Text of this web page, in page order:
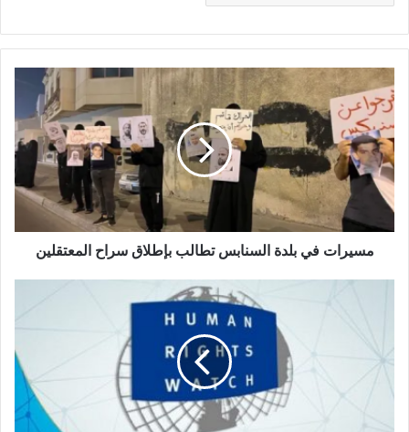
مسيرات في بلدة السنابس تطالب بإطلاق سراح المعتقلين